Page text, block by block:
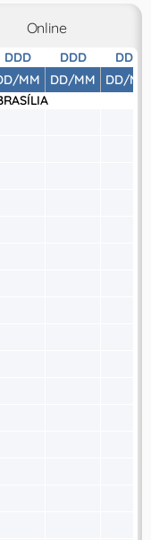
Online
DDD
MM
DDD
DD/MM
DDD
DD/MM